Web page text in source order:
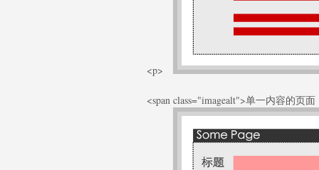
<p>
<span class="imagealt">单一内容的页